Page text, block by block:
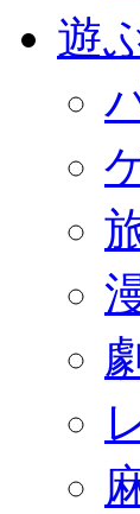
遊